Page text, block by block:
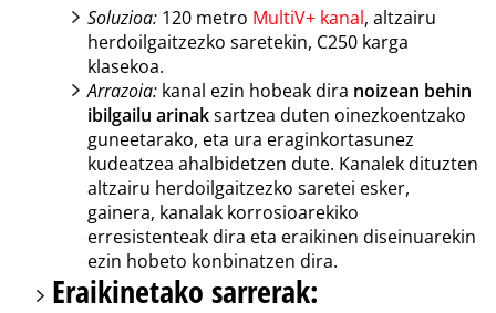
Soluzioa: 120 metro MultiV+ kanal, altzairu
herdoilgaitzezko saretekin, C250 karga
klasekoa.
Arrazoia: kanal ezin hobeak dira noizean behin
ibilgailu arinaksartzea duten oinezkoentzako
guneetarako, eta ura eraginkortasunez
kudeatzea ahalbidetzen dute. Kanalek dituzten
altzairu herdoilgaitzezko saretei esker,
gainera, kanalak korrosioarekiko
erresistenteak dira eta eraikinen diseinuarekin
ezin hobeto konbinatzen dira.
Eraikinetako sarrerak: